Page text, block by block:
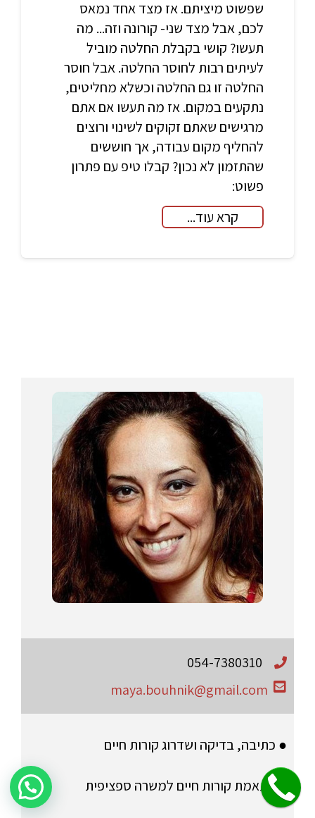
שפשוט מיציתם. אז מצד אחד נמאס
לכם, אבל מצד שני- קורונה וזה... מה
תעשו? קושי בקבלת החלטה מוביל
לעיתים רבות לחוסר החלטה. אבל חוסר
החלטה זו גם החלטה וכשלא מחליטים,
נתקעים במקום. אז מה תעשו אם אתם
מרגישים שאתם זקוקים לשינוי ורוצים
להחליף מקום עבודה, אך חוששים
שהתזמון לא נכון? קבלו טיפ עם פתרון
פשוט:
קרא עוד...
054-7380310
maya.bouhnik@gmail.com
● כתיבה, בדיקה ושדרוג קורות חיים
● התאמת קורות חיים למשרה ספציפית
שלחו הודעה לקבלת פרטים על היעוץ!